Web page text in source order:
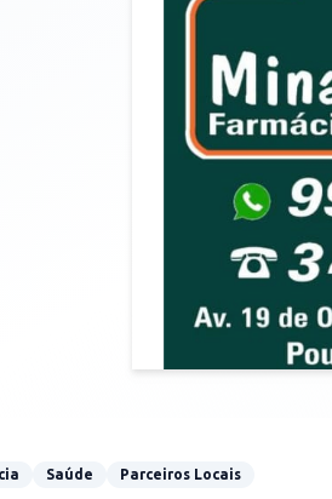
Saúde Parceiros Locais